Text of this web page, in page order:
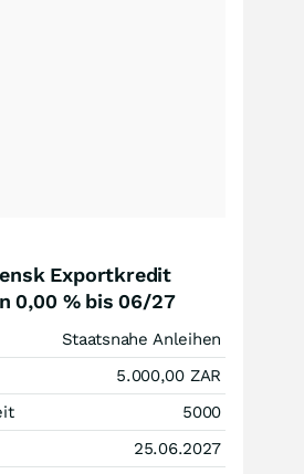
Exportkredit
0,00 % bis 06/27
Staatsnahe Anleihen
5.000,00 ZAR
5000
25.06.2027